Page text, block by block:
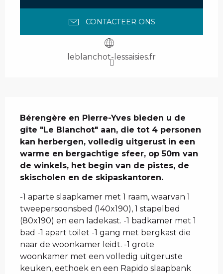
CONTACTEER ONS
leblanchot-lessaisies.fr
Bérengère en Pierre-Yves bieden u de
gîte "Le Blanchot" aan, die tot 4 personen
kan herbergen, volledig uitgerust in een
warme en bergachtige sfeer, op 50m van
de winkels, het begin van de pistes, de
skischolen en de skipaskantoren.
-1 aparte slaapkamer met 1 raam, waarvan 1
tweepersoonsbed (140x190), 1 stapelbed
(80x190) en een ladekast. -1 badkamer met 1
bad -1 apart toilet -1 gang met bergkast die
naar de woonkamer leidt. -1 grote
woonkamer met een volledig uitgeruste
keuken, eethoek en een Rapido slaapbank